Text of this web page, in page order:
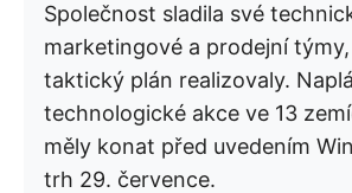
Společnost sladila své
marketingové a prodejní
taktický plán realizovaly.
technologické akce ve 13
měly konat před uvedením
trh 29. července.